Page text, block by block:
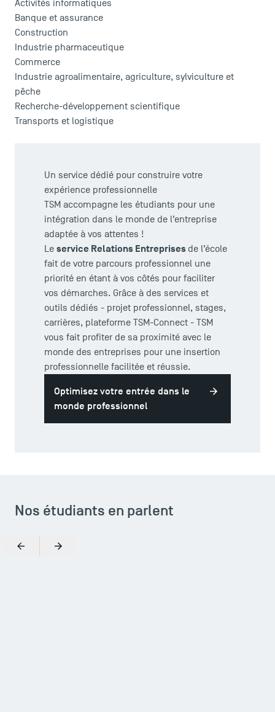
TSM Éducation
TSM-Research
TSM Doctoral Programme
Un service dédié pour construire votre
expérience professionnelle
TSM accompagne les étudiants pour une
intégration dans le monde de l’entreprise
adaptée à vos attentes !
Le service Relations Entreprises de l’école
fait de votre parcours professionnel une
priorité en étant à vos côtés pour faciliter
vos démarches. Grâce à des services et
outils dédiés - projet professionnel, stages,
carrières, plateforme TSM-Connect - TSM
vous fait profiter de sa proximité avec le
monde des entreprises pour une insertion
professionnelle facilitée et réussie.
Optimisez votre entrée dans le
monde professionnel
Activités informatiques
Banque et assurance
Construction
Industrie pharmaceutique
Commerce
Industrie agroalimentaire, agriculture, sylviculture et
pêche
Recherche-développement scientifique
Transports et logistique
Nos étudiants en parlent
PrécédentSuivant